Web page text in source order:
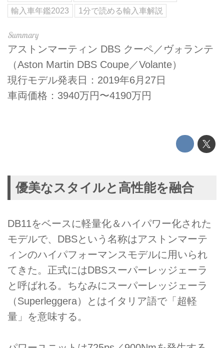
輸入車年鑑2023
1分で読める輸入車解説
アストンマーティン DBS クーペ／ヴォランテ
（Aston Martin DBS Coupe／Volante）
現行モデル発表日：2019年6月27日
車両価格：3940万円〜4190万円
優美なスタイルと高性能を融合
DB11をベースに軽量化＆ハイパワー化された
モデルで、DBSという名称はアストンマーテ
ィンのハイパフォーマンスモデルに用いられ
てきた。正式にはDBSスーパーレッジェーラ
と呼ばれる。ちなみにスーパーレッジェーラ
（Superleggera）とはイタリア語で「超軽
量」を意味する。